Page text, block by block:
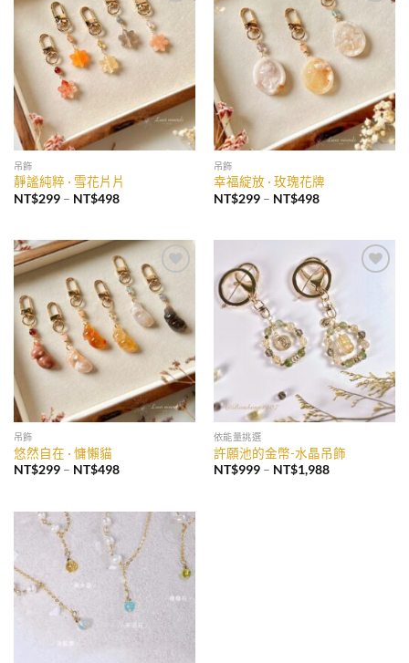
吊飾
靜謐純粹 · 雪花片片
NT$299 – NT$498價
NT$299
到
NT$498
收藏
吊飾
幸福綻放 · 玫瑰花牌
NT$299 – NT$498價
到
NT$498
加入
收藏
吊飾
悠然自在 · 慵懶貓
NT$299 – NT$498價
NT$299
NT$498
依能量挑選
許願池的金幣-水晶吊飾
NT$999 – NT$1,988價
加入
收藏